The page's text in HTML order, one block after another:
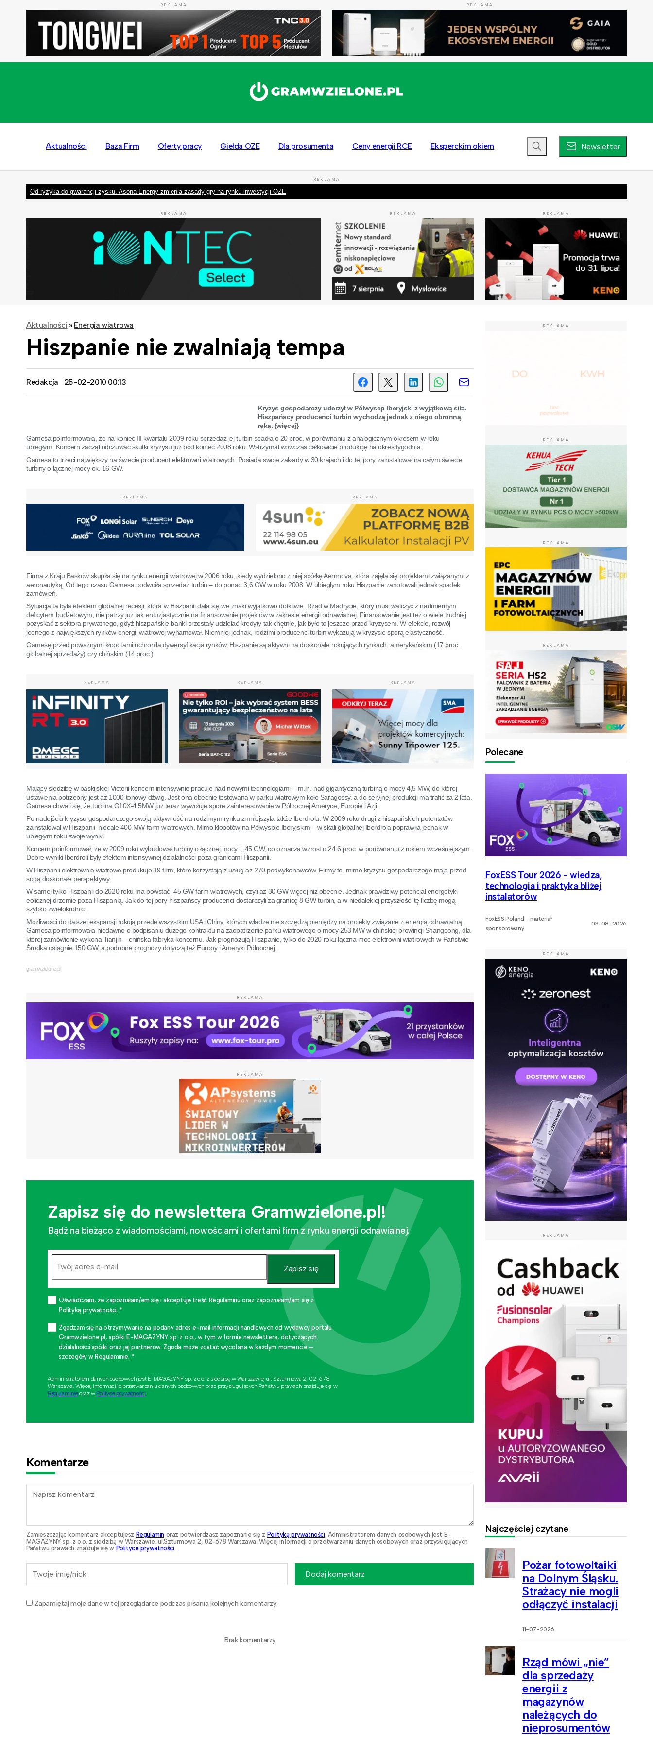
REKLAMA REKLAMA
Aktualności Baza Firm Oferty pracy Giełda OZE Dla prosumenta Ceny energii RCE Eksperckim okiem Newsletter
REKLAMA
Od ryzyka do gwarancji zysku. Asona Energy zmienia zasady gry na rynku inwestycji OZE
REKLAMA REKLAMA REKLAMA
Aktualności » Energia wiatrowa
Hiszpanie nie zwalniają tempa
Redakcja 25-02-2010 00:13
Kryzys gospodarczy uderzył w Półwysep Iberyjski z wyjątkową siłą.
Hiszpańscy producenci turbin wychodzą jednak z niego obronną
ręką. {więcej}
Gamesa poinformowała, że na koniec III kwartału 2009 roku sprzedaż jej turbin spadła o 20 proc. w porównaniu z analogicznym okresem w roku
ubiegłym. Koncern zaczął odczuwać skutki kryzysu już pod koniec 2008 roku. Wstrzymał wówczas całkowicie produkcję na okres tygodnia.
Gamesa to trzeci największy na świecie producent elektrowni wiatrowych. Posiada swoje zakłady w 30 krajach i do tej pory zainstalował na całym świecie
turbiny o łącznej mocy ok. 16 GW.
REKLAMA REKLAMA
Firma z Kraju Basków skupiła się na rynku energii wiatrowej w 2006 roku, kiedy wydzielono z niej spółkę Aernnova, która zajęła się projektami związanymi z
aeronautyką. Od tego czasu Gamesa podwoiła sprzedaż turbin – do ponad 3,6 GW w roku 2008. W ubiegłym roku Hiszpanie zanotowali jednak spadek
zamówień.
Sytuacja ta była efektem globalnej recesji, która w Hiszpanii dała się we znaki wyjątkowo dotkliwie. Rząd w Madrycie, który musi walczyć z nadmiernym
deficytem budżetowym, nie patrzy już tak entuzjastycznie na finansowanie projektów w zakresie energii odnawialnej. Finansowanie jest też o wiele trudniej
pozyskać z sektora prywatnego, gdyż hiszpańskie banki przestały udzielać kredyty tak chętnie, jak było to jeszcze przed kryzysem. W efekcie, rozwój
jednego z największych rynków energii wiatrowej wyhamował. Niemniej jednak, rodzimi producenci turbin wykazują w kryzysie sporą elastyczność.
Gamesę przed poważnymi kłopotami uchroniła dywersyfikacja rynków. Hiszpanie są aktywni na doskonale rokujących rynkach: amerykańskim (17 proc.
globalnej sprzedaży) czy chińskim (14 proc.).
REKLAMA REKLAMA REKLAMA
Mający siedzibę w baskijskiej Victorii koncern intensywnie pracuje nad nowymi technologiami – m.in. nad gigantyczną turbiną o mocy 4,5 MW, do której
ustawienia potrzebny jest aż 1000-tonowy dźwig. Jest ona obecnie testowana w parku wiatrowym koło Saragossy, a do seryjnej produkcji ma trafić za 2 lata.
Gamesa chwali się, że turbina G10X-4.5MW już teraz wywołuje spore zainteresowanie w Północnej Ameryce, Europie i Azji.
Po nadejściu kryzysu gospodarczego swoją aktywność na rodzimym rynku zmniejszyła także Iberdrola. W 2009 roku drugi z hiszpańskich potentatów
zainstalował w Hiszpanii niecałe 400 MW farm wiatrowych. Mimo kłopotów na Półwyspie Iberyjskim – w skali globalnej Iberdrola poprawiła jednak w
ubiegłym roku swoje wyniki.
Koncern poinformował, że w 2009 roku wybudował turbiny o łącznej mocy 1,45 GW, co oznacza wzrost o 24,6 proc. w porównaniu z rokiem wcześniejszym.
Dobre wyniki Iberdroli były efektem intensywnej działalności poza granicami Hiszpanii.
W Hiszpanii elektrownie wiatrowe produkuje 19 firm, które korzystają z usług aż 270 podwykonawców. Firmy te, mimo kryzysu gospodarczego mają przed
sobą doskonałe perspektywy.
W samej tylko Hiszpanii do 2020 roku ma powstać 45 GW farm wiatrowych, czyli aż 30 GW więcej niż obecnie. Jednak prawdziwy potencjał energetyki
eolicznej drzemie poza Hiszpanią. Jak do tej pory hiszpańscy producenci dostarczyli za granicę 8 GW turbin, a w niedalekiej przyszłości tę liczbę mogą
szybko zwielokrotnić.
Możliwości do dalszej ekspansji rokują przede wszystkim USA i Chiny, których władze nie szczędzą pieniędzy na projekty związane z energią odnawialną.
Gamesa poinformowała niedawno o podpisaniu dużego kontraktu na zaopatrzenie parku wiatrowego o mocy 253 MW w chińskiej prowincji Shangdong, dla
której zamówienie wykona Tianjin – chińska fabryka koncernu. Jak prognozują Hiszpanie, tylko do 2020 roku łączna moc elektrowni wiatrowych w Państwie
Środka osiągnie 150 GW, a podobne prognozy dotyczą też Europy i Ameryki Północnej.
gramwzielone.pl
REKLAMA
REKLAMA
Zapisz się do newslettera Gramwzielone.pl!
Bądź na bieżąco z wiadomościami, nowościami i ofertami firm z rynku energii odnawialnej.
Zapisz się
Oświadczam, że zapoznałam/em się i akceptuję treść Regulaminu oraz zapoznałam/em się z
Polityką prywatności. *
Zgadzam się na otrzymywanie na podany adres e-mail informacji handlowych od wydawcy portalu
Gramwzielone.pl, spółki E-MAGAZYNY sp. z o.o., w tym w formie newslettera, dotyczących
działalności spółki oraz jej partnerów. Zgoda może zostać wycofana w każdym momencie –
szczegóły w Regulaminie. *
Administratorem danych osobowych jest E-MAGAZYNY sp. z o.o. z siedzibą w Warszawie, ul. Szturmowa 2, 02-678
Warszawa. Więcej informacji o przetwarzaniu danych osobowych oraz przysługujących Państwu prawach znajduje się w
Regulaminieoraz w Polityce prywatności
Komentarze
Zamieszczając komentarz akceptujesz Regulamin oraz potwierdzasz zapoznanie się z Polityką prywatności . Administratorem danych osobowych jest E-
MAGAZYNY sp. z o.o. z siedzibą w Warszawie, ul.Szturmowa 2, 02-678 Warszawa. Więcej informacji o przetwarzaniu danych osobowych oraz przysługujących
Państwu prawach znajduje się w Polityce prywatności
Zapamiętaj moje dane w tej przeglądarce podczas pisania kolejnych komentarzy.
Dodaj komentarz
Brak komentarzy
REKLAMA
REKLAMA
REKLAMA
REKLAMA
Polecane
FoxESS Tour 2026 - wiedza,
technologia i praktyka bliżej
instalatorów
FoxESS Poland - materiał
sponsorowany
03-08-2026
REKLAMA
REKLAMA
Najczęściej czytane
Pożar fotowoltaiki
na Dolnym Śląsku.
Strażacy nie mogli
odłączyć instalacji
11-07-2026
Rząd mówi „nie”
dla sprzedaży
energii z
magazynów
należących do
nieprosumentów